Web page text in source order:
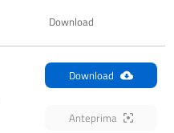
Download
Download
Anteprima